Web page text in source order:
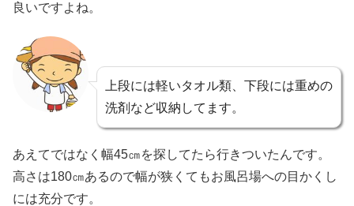
良いですよね。
上段には軽いタオル類、下段には重めの
洗剤など収納してます。
あえてではなく幅45㎝を探してたら行きついたんです。
高さは180㎝あるので幅が狭くてもお風呂場への目かくし
には充分です。